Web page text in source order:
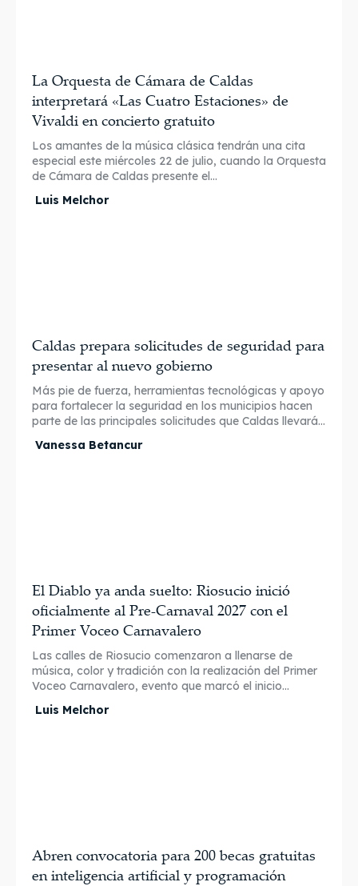
La Orquesta de Cámara de Caldas
interpretará «Las Cuatro Estaciones» de
Vivaldi en concierto gratuito
Los amantes de la música clásica tendrán una cita
especial este miércoles 22 de julio, cuando la Orquesta
de Cámara de Caldas presente el...
Luis Melchor
Caldas prepara solicitudes de seguridad para
presentar al nuevo gobierno
Más pie de fuerza, herramientas tecnológicas y apoyo
para fortalecer la seguridad en los municipios hacen
parte de las principales solicitudes que Caldas llevará...
Vanessa Betancur
El Diablo ya anda suelto: Riosucio inició
oficialmente al Pre-Carnaval 2027 con el
Primer Voceo Carnavalero
Las calles de Riosucio comenzaron a llenarse de
música, color y tradición con la realización del Primer
Voceo Carnavalero, evento que marcó el inicio...
Luis Melchor
Abren convocatoria para 200 becas gratuitas
en inteligencia artificial y programación